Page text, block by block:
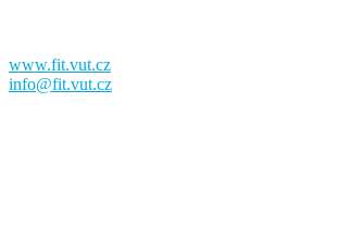
www.fit.vut.cz
info@fit.vut.cz